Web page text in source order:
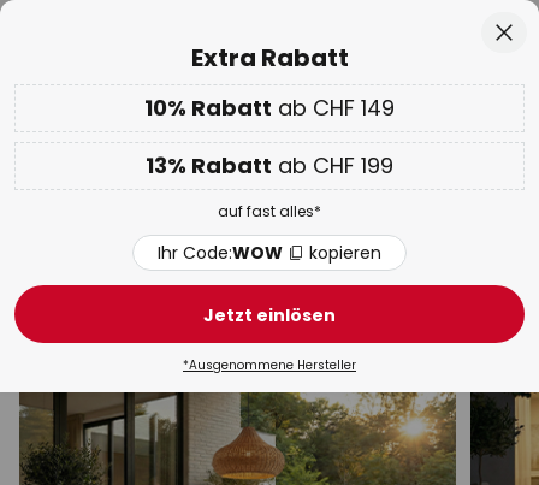
Nur
01D 21H 03M 47S
10% ab CHF 149 & 13% ab CHF 199 extraauf fast alles
Code:WOW kopieren
WOW Week:Bis zu -70%
RZB Aussenleuchten
Wege & Poller
Extra Rabatt
10% Rabatt ab CHF 149
13% Rabatt ab CHF 199
auf fast alles*
Ihr Code:WOW kopieren
Jetzt einlösen
*Ausgenommene Hersteller